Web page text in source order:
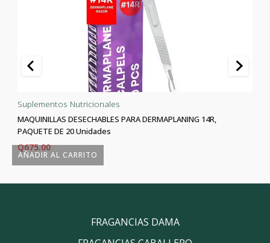
AÑADIR AL CARRITO
Suplementos Nutricionales
MAQUINILLAS DESECHABLES PARA DERMAPLANING 14R,
PAQUETE DE 20 Unidades
Q675.00
FRAGANCIAS DAMA